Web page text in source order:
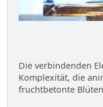
Die verbindenden
Komplexität, die
fruchtbetonte